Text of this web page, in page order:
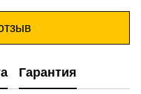
Гарантия